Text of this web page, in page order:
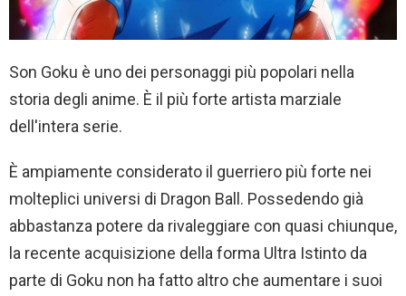
Son Goku è uno dei personaggi più popolari nella
storia degli anime. È il più forte artista marziale
dell'intera serie.
È ampiamente considerato il guerriero più forte nei
molteplici universi di Dragon Ball. Possedendo già
abbastanza potere da rivaleggiare con quasi chiunque,
la recente acquisizione della forma Ultra Istinto da
parte di Goku non ha fatto altro che aumentare i suoi